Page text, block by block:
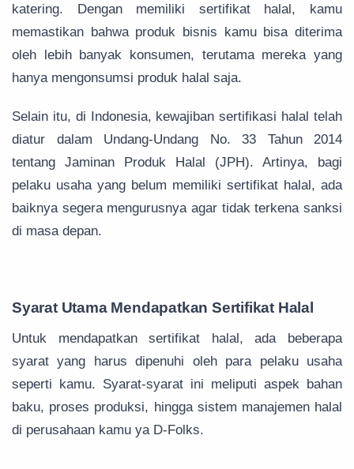
katering. Dengan memiliki sertifikat halal, kamu
memastikan bahwa produk bisnis kamu bisa diterima
oleh lebih banyak konsumen, terutama mereka yang
hanya mengonsumsi produk halal saja.
Selain itu, di Indonesia, kewajiban sertifikasi halal telah
diatur dalam Undang-Undang No. 33 Tahun 2014
tentang Jaminan Produk Halal (JPH). Artinya, bagi
pelaku usaha yang belum memiliki sertifikat halal, ada
baiknya segera mengurusnya agar tidak terkena sanksi
di masa depan.
Syarat Utama Mendapatkan Sertifikat Halal
Untuk mendapatkan sertifikat halal, ada beberapa
syarat yang harus dipenuhi oleh para pelaku usaha
seperti kamu. Syarat-syarat ini meliputi aspek bahan
baku, proses produksi, hingga sistem manajemen halal
di perusahaan kamu ya D-Folks.